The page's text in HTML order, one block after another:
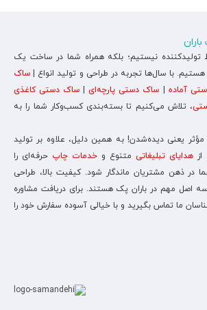
تولیدکننده نیستیم؛ بلکه همراه شما در ساخت یک
هستیم. با سال‌ها تجربه در طراحی و تولید انواع | ساک
آماده ساک دستی پارچه‌ای| ساک دستی کاغذی
، تلاش می‌کنیم تا بسته‌بندی کسب‌وکار شما را به
یعنی دیده‌شدن! به همین دلیل، علاوه بر تولید
هدایای تبلیغاتی متنوع و خدمات چاپ حرفه‌ای را
در ذهن مشتریان ماندگار شود. کیفیت بالا، طراحی
اصل مهم در باران پک هستند. برای دریافت مشاوره
ما تماس بگیرید و با خیالی آسوده سفارش خود را